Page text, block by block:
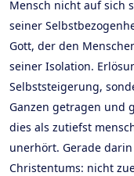
Mensch nicht auf sich
seiner
Gott, der den
seiner Isolation.
Selbststeigerung,
Ganzen getragen und
dies als zutiefst
unerhört. Gerade
Christentums: nicht